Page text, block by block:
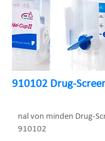
910102 Drug-
nal von minden Drug-
910102